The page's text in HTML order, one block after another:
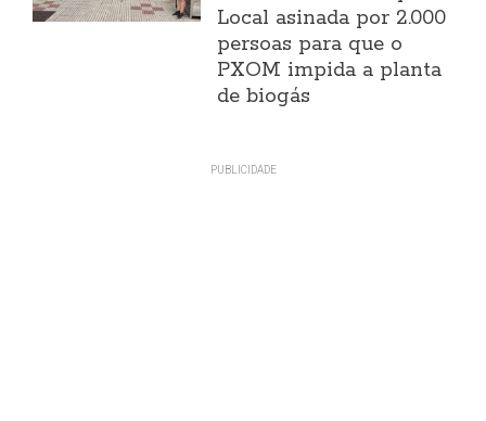
Local asinada por 2.000
persoas para que o
PXOM impida a planta
de biogás